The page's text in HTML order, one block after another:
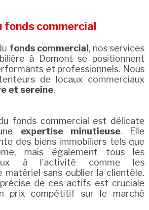
fonds commercial
fonds commercial , nos services
à Domont se positionnent
et professionnels. Nous
de locaux commerciaux
et sereine.
fonds commercial est délicate
expertise minutieuse. Elle
des biens immobiliers tels que
mais également tous les
à l'activité comme les
matériel sans oublier la clientèle.
de ces actifs est cruciale
prix compétitif sur le marché